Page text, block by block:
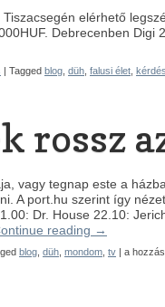
elérhető
Debrecenben Digi
| Tagged blog düh falusi élet
rossz
vagy tegnap este a
A port.hu szerint így
Dr. House 22.10:
reading →
blog düh mondom tv | A
a